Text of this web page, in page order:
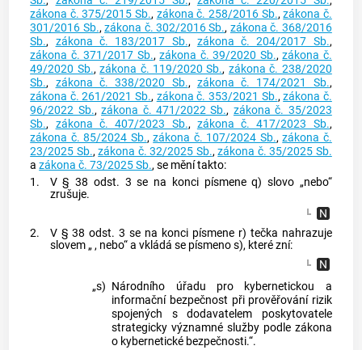
zákona č. 375/2015 Sb., zákona č. 258/2016 Sb.,zákona č.
301/2016 Sb.,zákona č. 302/2016 Sb., zákona č. 368/2016
Sb., zákona č. 183/2017 Sb., zákona č. 204/2017 Sb.,
zákona č. 371/2017 Sb.,zákona č. 39/2020 Sb.,zákona č.
49/2020 Sb.,zákona č. 119/2020 Sb., zákona č. 238/2020
Sb., zákona č. 338/2020 Sb., zákona č. 174/2021 Sb.,
zákona č. 261/2021 Sb., zákona č. 353/2021 Sb.,zákona č.
96/2022 Sb.,zákona č. 471/2022 Sb., zákona č. 35/2023
Sb., zákona č. 407/2023 Sb., zákona č. 417/2023 Sb.,
zákona č. 85/2024 Sb.,zákona č. 107/2024 Sb.,zákona č.
23/2025 Sb.,zákona č. 32/2025 Sb.,zákona č. 35/2025 Sb.
azákona č. 73/2025 Sb., se mění takto:
1.
V § 38 odst. 3 se na konci písmene q) slovo „nebo“
zrušuje.
2.
V § 38 odst. 3 se na konci písmene r) tečka nahrazuje
slovem „ , nebo“ a vkládá se písmeno s), které zní:
„s) Národního úřadu pro kybernetickou a
informační bezpečnost při prověřování rizik
spojených s dodavatelem poskytovatele
strategicky významné služby podle zákona
o kybernetické bezpečnosti.“.